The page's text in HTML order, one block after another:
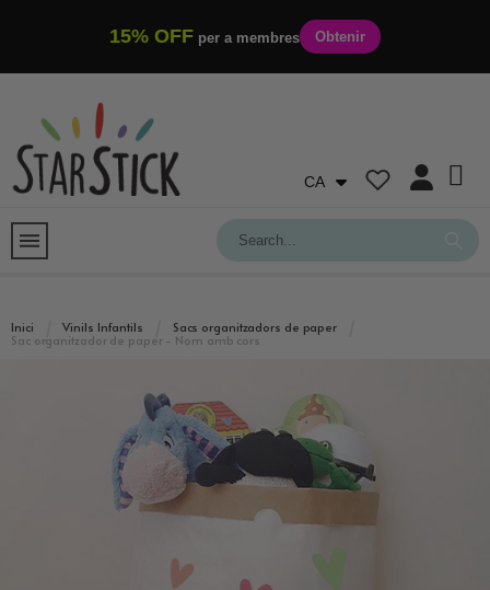
15% OFF per a membres Obtenir
CA
Inici Vinils Infantils
Sacs organitzadors de paper
Sac organitzador de paper - Nom amb cors